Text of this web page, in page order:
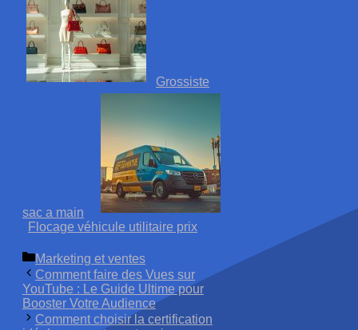
Grossiste
sac a main
Flocage véhicule utilitaire prix
Catégories
Marketing et ventes
Comment faire des Vues sur
YouTube : Le Guide Ultime pour
Booster Votre Audience
Comment choisir la certification